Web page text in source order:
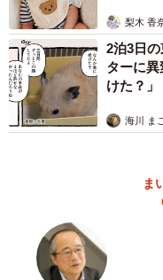
梨木 香
2泊3日
ターに
けた？」
海川 ま
ま